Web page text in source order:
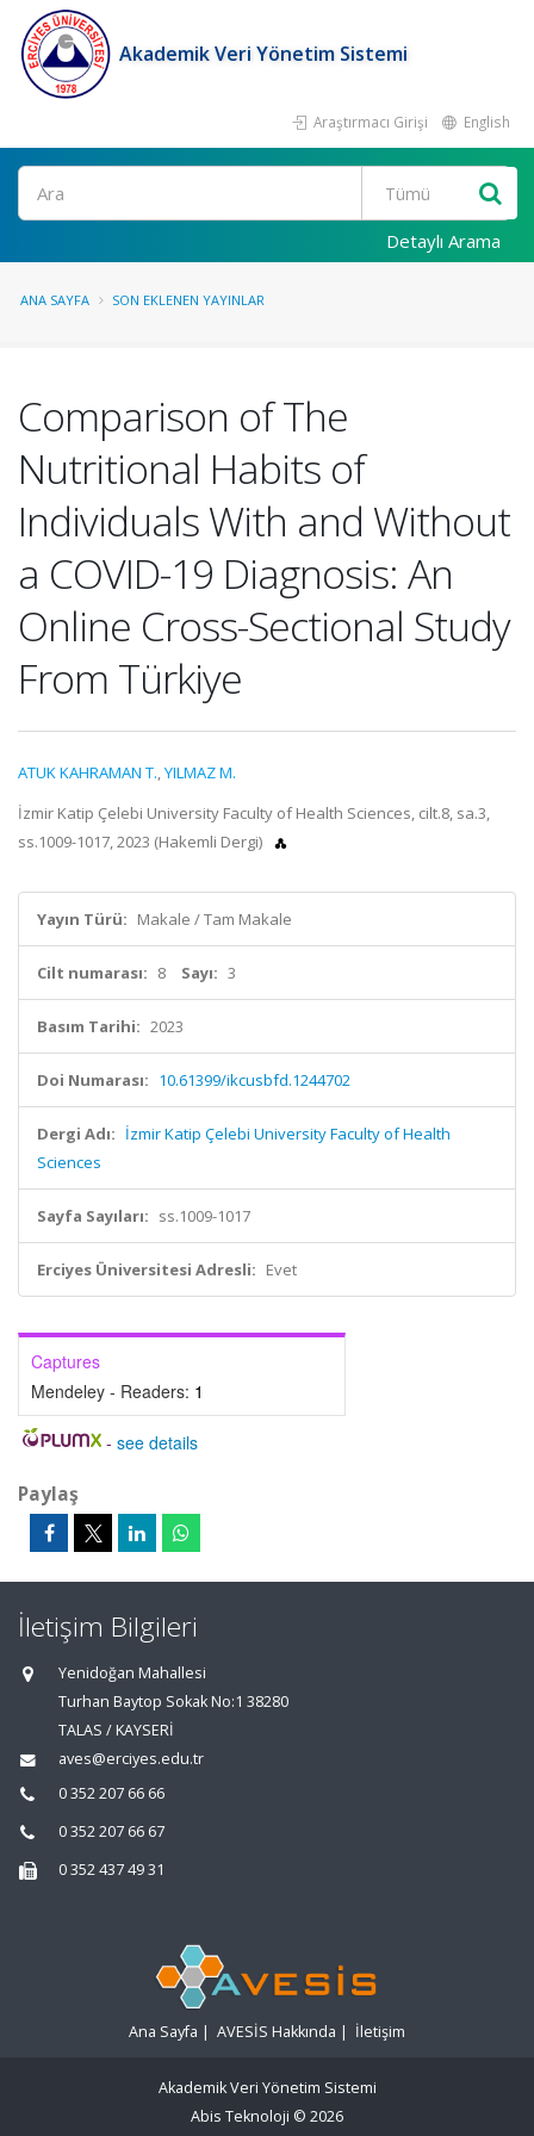
Akademik Veri Yönetim Sistemi
Araştırmacı Girişi English
Ara
Detaylı Arama
ANA SAYFA SON EKLENEN YAYINLAR
Comparison of The
Nutritional Habits of
Individuals With and Without
a COVID-19 Diagnosis: An
Online Cross-Sectional Study
From Türkiye
ATUK KAHRAMAN T.,YILMAZ M.
İzmir Katip Çelebi University Faculty of Health Sciences, cilt.8, sa.3,
ss.1009-1017, 2023 (Hakemli Dergi)
Yayın Türü: Makale / Tam Makale
Cilt numarası: 8 Sayı: 3
Basım Tarihi: 2023
Doi Numarası: 10.61399/ikcusbfd.1244702
Dergi Adı: İzmir Katip Çelebi University Faculty of Health
Sciences
Sayfa Sayıları: ss.1009-1017
Erciyes Üniversitesi Adresli: Evet
Captures
Mendeley - Readers: 1
- see details
Paylaş
İletişim Bilgileri
Yenidoğan Mahallesi
Turhan Baytop Sokak No:1 38280
TALAS / KAYSERİ
aves@erciyes.edu.tr
0 352 207 66 66
0 352 207 66 67
0 352 437 49 31
Ana Sayfa | AVESİS Hakkında | İletişim
Akademik Veri Yönetim Sistemi
Abis Teknoloji © 2026